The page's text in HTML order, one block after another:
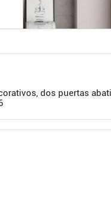
dos puertas
Para
$ 343.900 -30%
Cuota de Referencia*